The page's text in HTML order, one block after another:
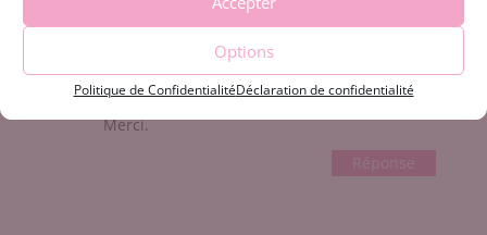
Options
Politique de ConfidentialitéDéclaration de confidentialité
Bonjour,
est-ce que je peux remplacer la compote de
pomme par de la banane écrasée ? Même
poids ?
Merci.
Réponse